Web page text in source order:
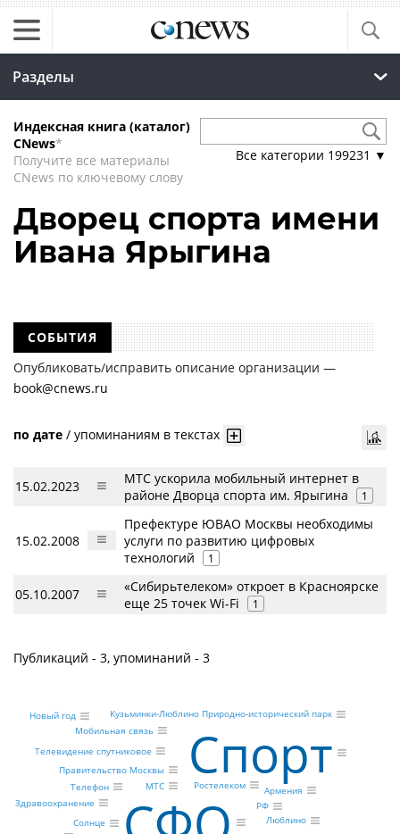
Разделы
Индексная книга (каталог)
CNews*
Получите все материалы
CNews по ключевому слову
Все категории 199231 ▼
Дворец спорта имени
Ивана Ярыгина
СОБЫТИЯ
Опубликовать/исправить описание организации —
book@cnews.ru
по дате / упоминаниям в текстах
15.02.2023
МТС ускорила мобильный интернет в
районе Дворца спорта им. Ярыгина
1
15.02.2008
Префектуре ЮВАО Москвы необходимы
услуги по развитию цифровых
технологий
1
05.10.2007
«Сибирьтелеком» откроет в Красноярске
еще 25 точек Wi-Fi
1
Публикаций - 3, упоминаний - 3
Спорт
Ростелеком
МТС
Правительство Москвы
Телевидение спутниковое
Мобильная связь
Телефон
Здравоохранение
Солнце
Кузьминки-Люблино Природно-исторический парк
Люблино
РФ
Армения
Новый год